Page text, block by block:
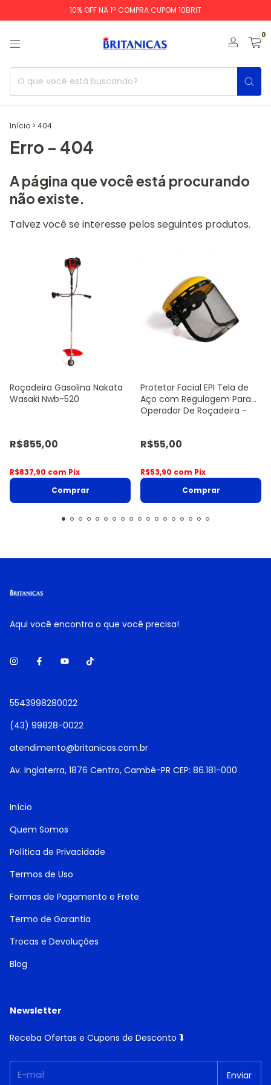
10% OFF NA 1ª COMPRA CUPOM 10BRIT
0
Início > 404
Erro - 404
A página que você está procurando
não existe.
Talvez você se interesse pelos seguintes produtos.
Roçadeira Gasolina Nakata
Wasaki Nwb-520
R$855,00
R$837,90 com Pix
Protetor Facial EPI Tela de
Aço com Regulagem Para
Operador De Roçadeira -
R$55,00
R$53,90 com Pix
Aqui você encontra o que você precisa!
5543998280022
(43) 99828-0022
atendimento@britanicas.com.br
Av. Inglaterra, 1876 Centro, Cambé-PR CEP: 86.181-000
Início
Quem Somos
Política de Privacidade
Termos de Uso
Formas de Pagamento e Frete
Termo de Garantia
Trocas e Devoluções
Blog
Newsletter
Receba Ofertas e Cupons de Desconto ⮯